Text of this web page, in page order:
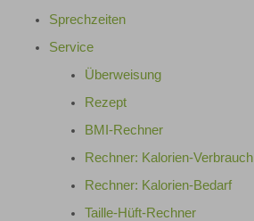
Sprechzeiten
Service
Überweisung
Rezept
BMI-Rechner
Rechner: Kalorien-Verbrauch
Rechner: Kalorien-Bedarf
Taille-Hüft-Rechner